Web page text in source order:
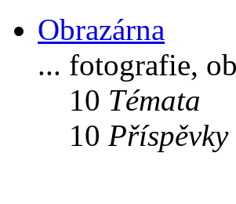
Obrazárna
... fotografie,
10 Témata
10 Příspěvky